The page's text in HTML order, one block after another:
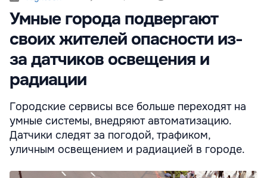
Умные города подвергают
своих жителей опасности из-
за датчиков освещения и
радиации
Городские сервисы все больше переходят на
умные системы, внедряют автоматизацию.
Датчики следят за погодой, трафиком,
уличным освещением и радиацией в городе.